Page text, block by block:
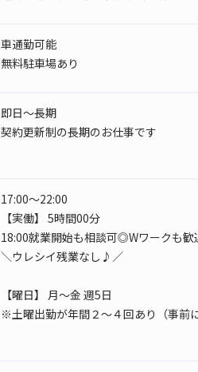
車通勤可能
無料駐車場あり
即日～長期
契約更新制の長期のお仕事です
17:00～22:00
【実働】 5時間00分
18:00就業開始も相談可◎Wワークも
＼ウレシイ残業なし♪／
【曜日】
月～金 週5日
※土曜出勤が年間２～４回あり（事前